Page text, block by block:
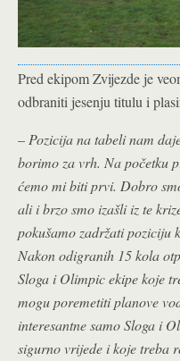
Pred ekipom Zvijezde je
odbraniti jesenju titulu i
– Pozicija na tabeli nam
borimo za vrh. Na početku
ćemo mi biti prvi. Dobro
ali i brzo smo izašli iz te
pokušamo zadržati poziciju
Nakon odigranih 15 kola
Sloga i Olimpic ekipe koje
mogu poremetiti planove
interesantne samo Sloga i
sigurno vrijede i koje treba